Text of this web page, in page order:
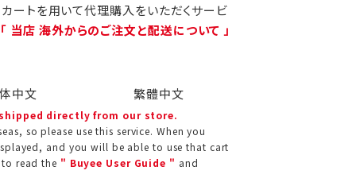
ートを用いて代理購入をいただくサービ
「 当店 海外からのご注文と配送について 」
directly from our store.
so please use this service. When you
and you will be able to use that cart
read the " Buyee User Guide " and
中文 繁體中文